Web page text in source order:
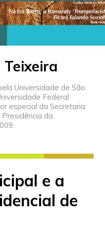
Teixeira
Universidade de São
Federal
especial da Secretaria
da
e a
de